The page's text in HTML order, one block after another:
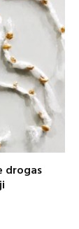
drogas